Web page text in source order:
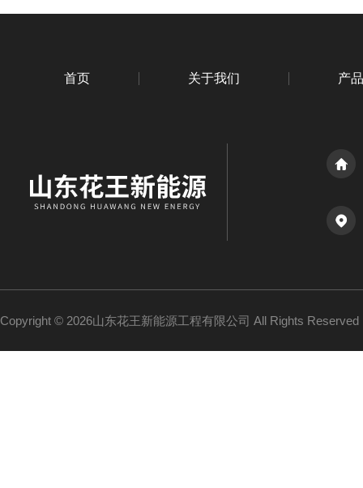
首页 关于我们 产
Copyright © 2026山东花王新能源工程有限公司 All Rights